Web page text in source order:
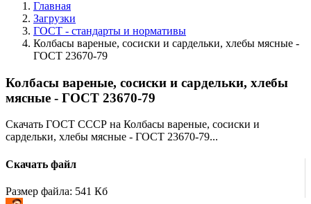
Главная
Загрузки
ГОСТ - стандарты и нормативы
Колбасы вареные, сосиски и сардельки, хлебы мясные -
ГОСТ 23670-79
Колбасы вареные, сосиски и сардельки, хлебы
мясные - ГОСТ 23670-79
Скачать ГОСТ СССР на Колбасы вареные, сосиски и
сардельки, хлебы мясные - ГОСТ 23670-79...
Скачать файл
Размер файла: 541 Кб